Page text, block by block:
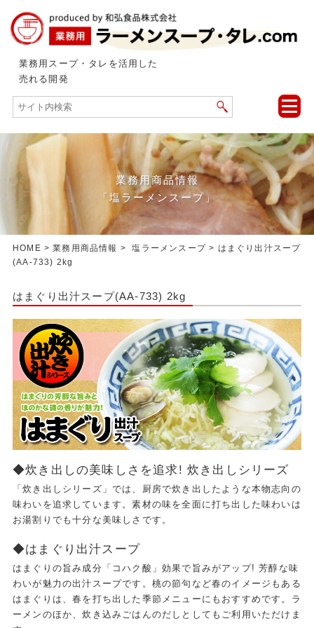
業務用スープ・タレを活用した
売れる開発
toggle
業務用商品情報
「塩ラーメンスープ」
HOME >業務用商品情報 >塩ラーメンスープ > はまぐり出汁スープ
(AA-733) 2kg
はまぐり出汁スープ(AA-733) 2kg
◆炊き出しの美味しさを追求! 炊き出しシリーズ
「炊き出しシリーズ」では、厨房で炊き出したような本物志向の
味わいを追求しています。素材の味を全面に打ち出した味わいは
お湯割りでも十分な美味しさです。
◆はまぐり出汁スープ
はまぐりの旨み成分「コハク酸」効果で旨みがアップ! 芳醇な味
わいが魅力の出汁スープです。桃の節句など春のイメージもある
はまぐりは、春を打ち出した季節メニューにもおすすめです。ラ
ーメンのほか、炊き込みごはんのだしとしてもご利用いただけま